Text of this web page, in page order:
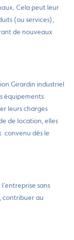
Cela peut leur
(ou services),
de nouveaux
Girardin industriel
équipements
leurs charges
de location, elles
convenu dès le
sans
contribuer au